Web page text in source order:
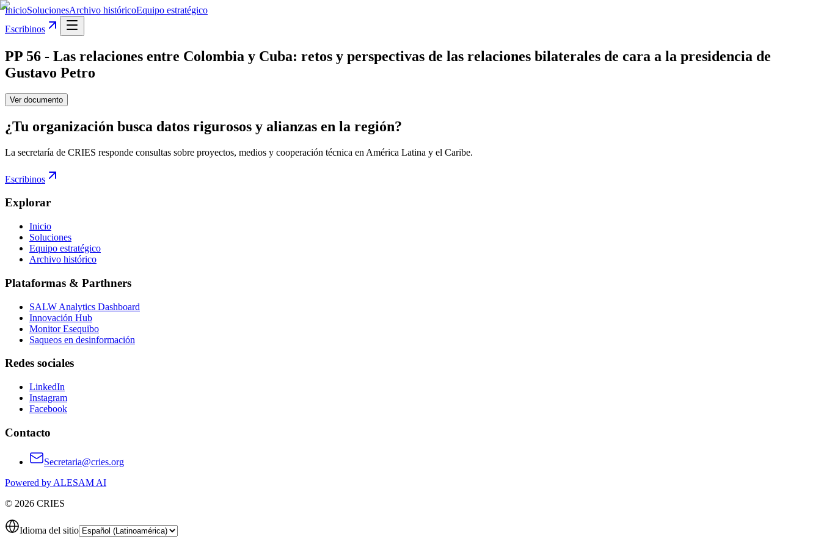
InicioSolucionesArchivo históricoEquipo estratégico
Escribinos
PP 56 - Las relaciones entre Colombia y Cuba: retos y perspectivas de las relaciones bilaterales de cara a la presidencia de
Gustavo Petro
Ver documento
¿Tu organización busca datos rigurosos y alianzas en la región?
La secretaría de CRIES responde consultas sobre proyectos, medios y cooperación técnica en América Latina y el Caribe.
Escribinos
Explorar
Inicio
Soluciones
Equipo estratégico
Archivo histórico
Plataformas & Parthners
SALW Analytics Dashboard
Innovación Hub
Monitor Esequibo
Saqueos en desinformación
Redes sociales
LinkedIn
Instagram
Facebook
Contacto
Secretaria@cries.org
Powered by ALESAM AI
© 2026 CRIES
Idioma del sitio